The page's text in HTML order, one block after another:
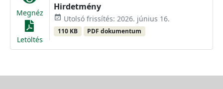
Megnéz
Letöltés
Hirdetmény
event_available Utolsó frissítés: 2026. június 16.
110 KB PDF dokumentum